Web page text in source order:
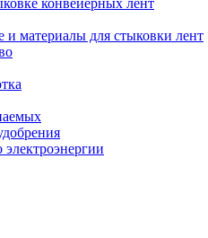
конвейерных лент
и материалы для стыковки лент